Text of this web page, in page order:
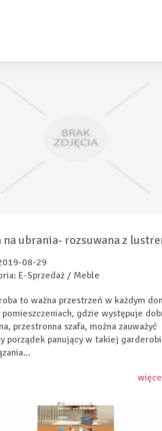
na ubrania- rozsuwana z
08-29
E-Sprzedaż / Meble
to ważna przestrzeń w każdym
gdzie występuje
przestronna szafa, można zauważyć
porządek panujący w takiej